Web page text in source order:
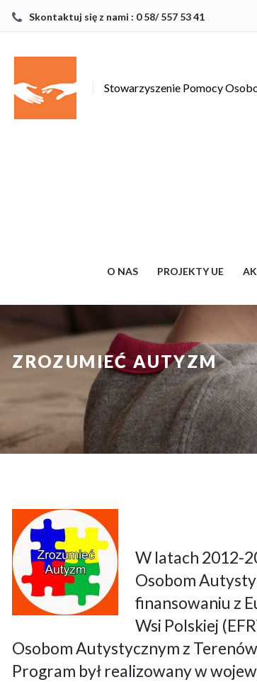
Skontaktuj się z nami : 0 58/ 557 53 41
Stowarzyszenie Pomocy
O NAS PROJEKTY UE
ZROZUMIEĆ AUTYZM
W latach 2012-
Osobom
finansowaniu z
Wsi Polskiej
Osobom Autystycznym z
Program był realizowany w